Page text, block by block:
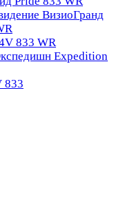
ВизиоГранд
833 WR
Expedition
833